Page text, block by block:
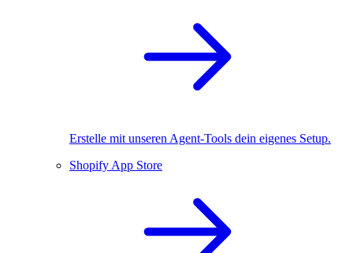
Erstelle mit unseren Agent-Tools dein eigenes Setup.
Shopify App Store